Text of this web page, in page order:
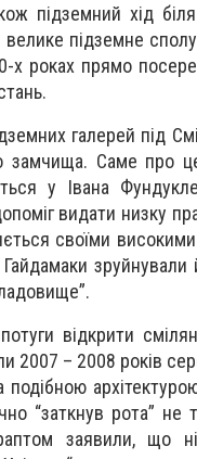
підземний хід
велике підземне
х роках прямо
галерей під
замчища. Саме про
у Івана
видати низку
своїми
Гайдамаки
відкрити
2007 – 2008 років
подібною
“заткнув рота”
раптом заявили, що